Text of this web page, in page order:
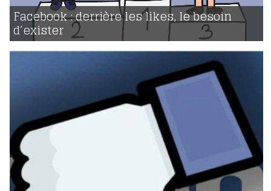
Facebook : derrière les likes, le besoin
d’exister
voir
25 | 02 | 2018
3683